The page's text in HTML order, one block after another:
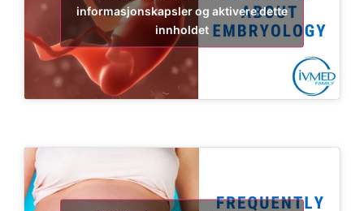
informasjonskapsler og aktivere dette
innholdet